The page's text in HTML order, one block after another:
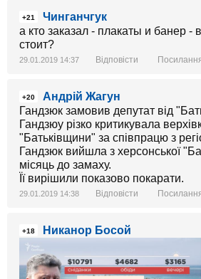
+21
Чинганчгук
а кто заказал - плакаты и банер -
стоит?
29.01.2019 14:37 Відповісти
+20
Андрій Жагун
Гандзюк замовив депутат від
Гандзюу різко критикувала
"Батьківщини" за співпрацю з
Гандзюк вийшла з херсонської
місяць до замаху.
Її вирішили показово покарати.
29.01.2019 14:38 Відповісти
+18 Никанор Босой